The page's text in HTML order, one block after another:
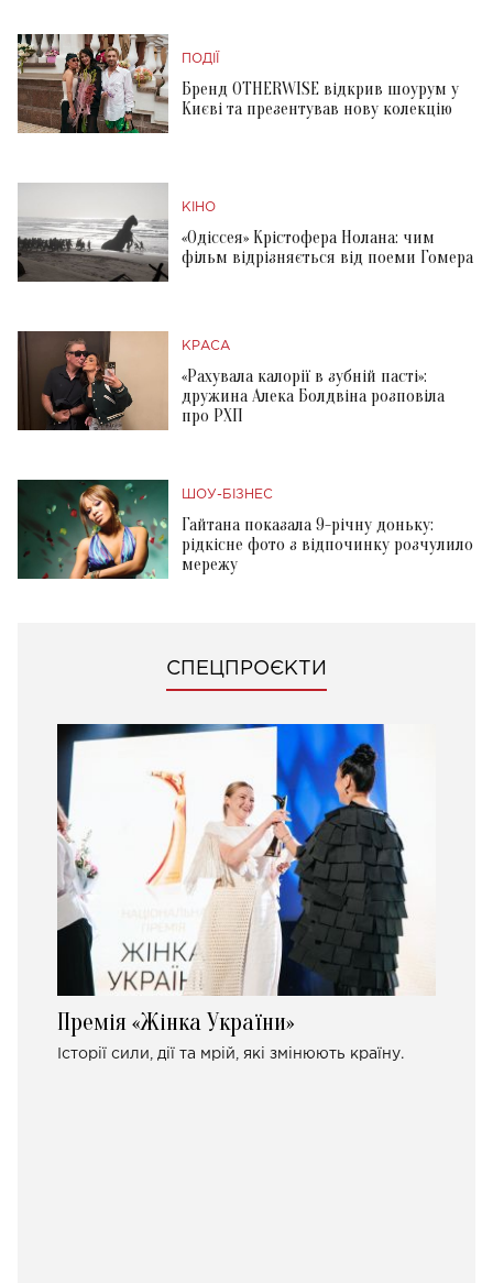
ПОДІЇ
Бренд OTHERWISE відкрив шоурум у
Києві та презентував нову колекцію
КІНО
«Одіссея» Крістофера Нолана: чим
фільм відрізняється від поеми Гомера
КРАСА
«Рахувала калорії в зубній пасті»:
дружина Алека Болдвіна розповіла
про РХП
ШОУ-БІЗНЕС
Гайтана показала 9-річну доньку:
рідкісне фото з відпочинку розчулило
мережу
СПЕЦПРОЄКТИ
Премія «Жінка України»
Історії сили, дії та мрій, які змінюють країну.